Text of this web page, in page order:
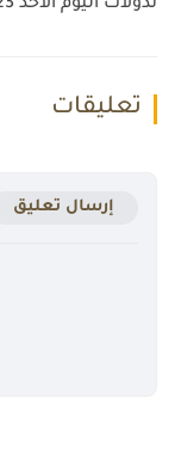
تدولات اليوم الأحد 29/1/2023
تعليقات
إرسال تعليق